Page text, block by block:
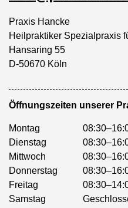
Praxis Hancke
Heilpraktiker Spezialpraxis
Hansaring 55
D-50670 Köln
Öffnungszeiten unserer
Montag
Dienstag
Mittwoch
Donnerstag
Freitag
Samstag